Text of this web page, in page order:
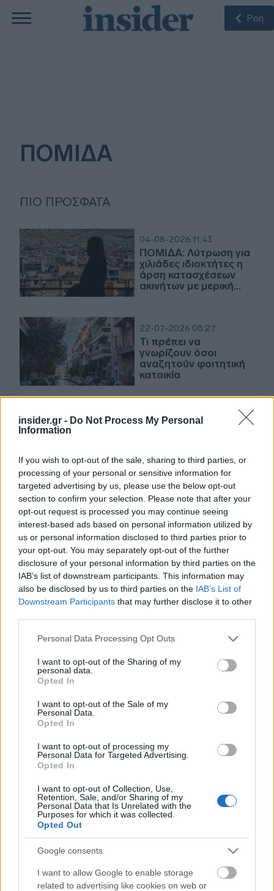
insider.gr - Do Not Process My Personal
Information
If you wish to opt-out of the sale, sharing to third parties, or
processing of your personal or sensitive information for
targeted advertising by us, please use the below opt-out
section to confirm your selection. Please note that after your
opt-out request is processed you may continue seeing
interest-based ads based on personal information utilized by
us or personal information disclosed to third parties prior to
your opt-out. You may separately opt-out of the further
disclosure of your personal information by third parties on the
IAB’s list of downstream participants. This information may
also be disclosed by us to third parties on the IAB’s List of
Downstream Participants that may further disclose it to other
Please note that this website/app uses one or more Google
not limited to your visit or usage behaviour. You may click to
grant or deny consent to Google and its third-party tags to
use your data for below specified purposes in below Google
consent section.
Personal Data Processing Opt Outs
I want to opt-out of the Sharing of my
personal data.
Opted In
I want to opt-out of the Sale of my
Personal Data.
Opted In
I want to opt-out of processing my
Personal Data for Targeted Advertising.
Opted In
I want to opt-out of Collection, Use,
Retention, Sale, and/or Sharing of my
Personal Data that Is Unrelated with the
Purposes for which it was collected.
Opted Out
Google consents
I want to allow Google to enable storage
related to advertising like cookies on web or
Ροή
ΠΟΜΙΔΑ
ΠΙΟ ΠΡΌΣΦΑΤΑ
04-08-2026 11:43
ΠΟΜΙΔΑ: Λύτρωση για
χιλιάδες ιδιοκτήτες η
άρση κατασχέσεων
ακινήτων με μερική
22-07-2026 08:27
Τι πρέπει να
γνωρίζουν όσοι
αναζητούν φοιτητική
κατοικία
12-07-2026 13:40
του νόμου Χατζηδάκη
για τα ακίνητα
08-07-2026 11:54
ΠΟΜΙΔΑ: Τροπολογία-
λύση για ανελκυστήρες
07-07-2026 14:48
ΠΟΜΙΔΑ: Προτείνει τη
μόνιμη λειτουργία της
απογραφής
Αυτοδιοικητικό
Κώδικα: Οι βασικές
ιδιοκτήτες
Aκαθάριστα: Τι πρέπει
να γίνει μετά τη λήξη
της προθεσμίας
ΠΟΜΙΔΑ για Εθνική
Στρατηγική για τη